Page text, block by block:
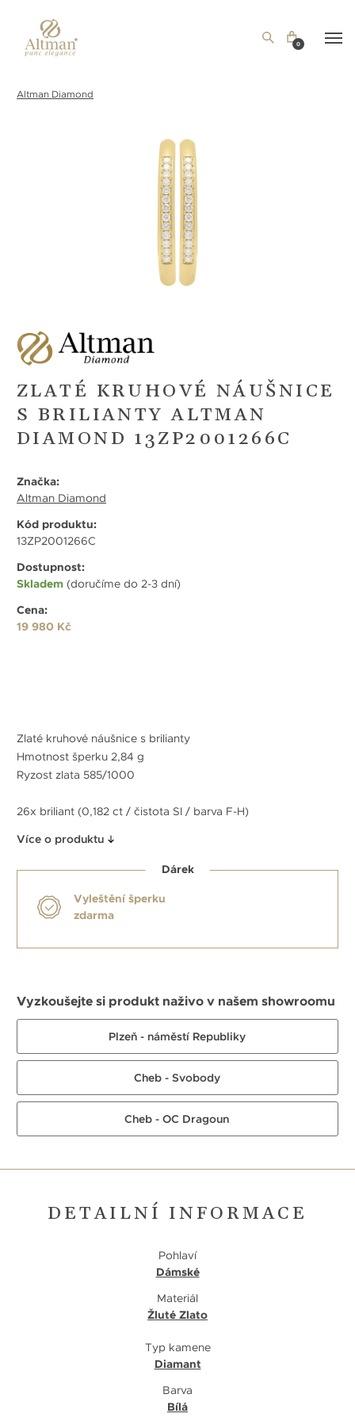
0
Altman Diamond
ZLATÉ KRUHOVÉ NÁUŠNICE
S BRILIANTY ALTMAN
DIAMOND 13ZP2001266C
Značka:
Altman Diamond
Kód produktu:
13ZP2001266C
Dostupnost:
Skladem (doručíme do 2-3 dní)
Cena:
19 980 Kč
Zlaté kruhové náušnice s brilianty
Hmotnost šperku 2,84 g
Ryzost zlata 585/1000
26x briliant (0,182 ct / čistota SI / barva F-H)
Více o produktu
Dárek
Vyleštění šperku
zdarma
Vyzkoušejte si produkt naživo v našem showroomu
Plzeň - náměstí Republiky
Cheb - Svobody
Cheb - OC Dragoun
DETAILNÍ INFORMACE
Pohlaví
Dámské
Materiál
Žluté Zlato
Typ kamene
Diamant
Barva
Bílá